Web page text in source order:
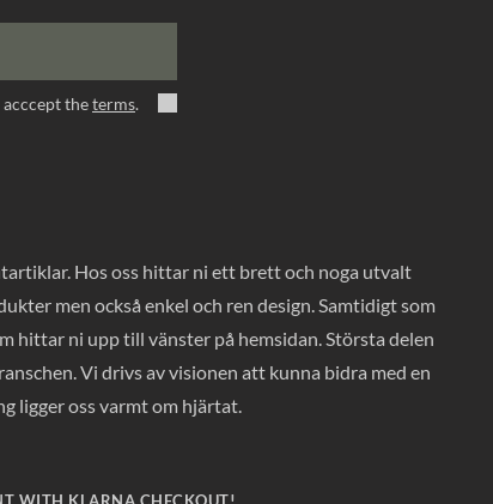
acccept theterms.
Hos oss hittar ni ett brett och noga utvalt
men också enkel och ren design. Samtidigt som
hittar ni upp till vänster på hemsidan. Största delen
Vi drivs av visionen att kunna bidra med en
ligger oss varmt om hjärtat.